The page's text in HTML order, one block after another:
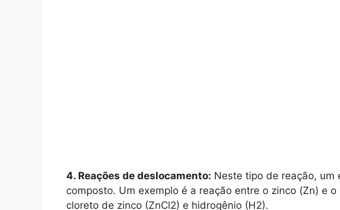
4. Reações de deslocamento: Neste tipo de reação, um
composto. Um exemplo é a reação entre o zinco (Zn) e
cloreto de zinco (ZnCl2) e hidrogênio (H2).